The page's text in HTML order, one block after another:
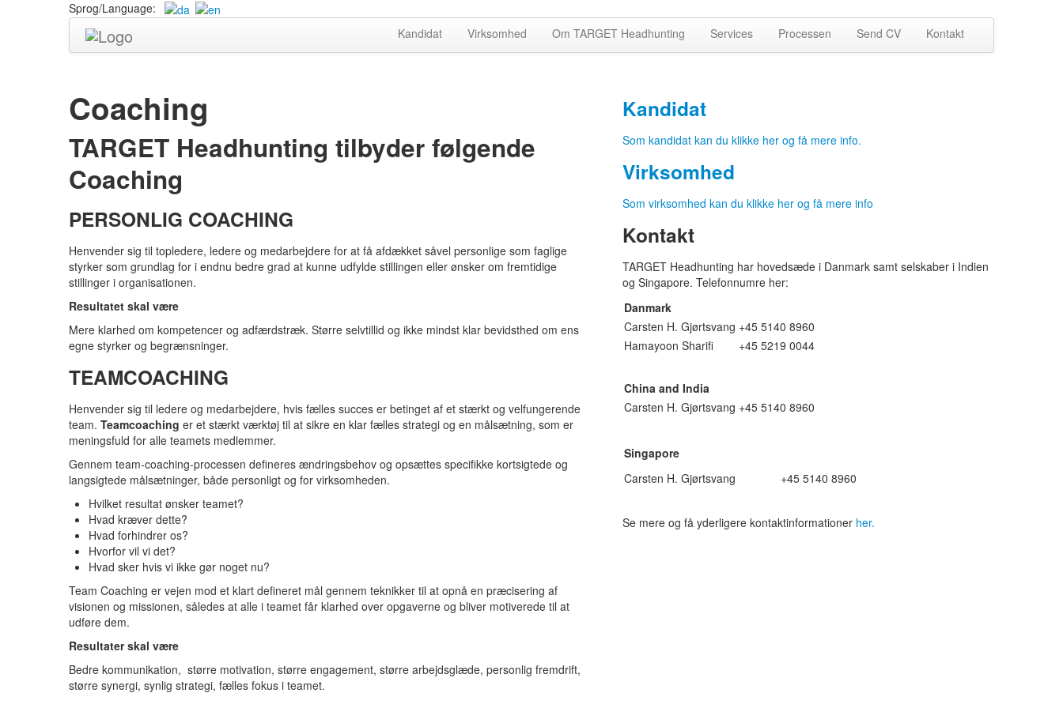
Sprog/Language:
Kandidat
Virksomhed Om TARGET Headhunting Services Processen Send CV Kontakt
Coaching
TARGET Headhunting tilbyder følgende
Coaching
PERSONLIG COACHING
Henvender sig til topledere, ledere og medarbejdere for at få afdækket såvel personlige som faglige
styrker som grundlag for i endnu bedre grad at kunne udfylde stillingen eller ønsker om fremtidige
stillinger i organisationen.
Resultatet skal være
Mere klarhed om kompetencer og adfærdstræk. Større selvtillid og ikke mindst klar bevidsthed om ens
egne styrker og begrænsninger.
TEAMCOACHING
Henvender sig til ledere og medarbejdere, hvis fælles succes er betinget af et stærkt og velfungerende
team. Teamcoaching er et stærkt værktøj til at sikre en klar fælles strategi og en målsætning, som er
meningsfuld for alle teamets medlemmer.
Gennem team-coaching-processen defineres ændringsbehov og opsættes specifikke kortsigtede og
langsigtede målsætninger, både personligt og for virksomheden.
Hvilket resultat ønsker teamet?
Hvad kræver dette?
Hvad forhindrer os?
Hvorfor vil vi det?
Hvad sker hvis vi ikke gør noget nu?
Team Coaching er vejen mod et klart defineret mål gennem teknikker til at opnå en præcisering af
visionen og missionen, således at alle i teamet får klarhed over opgaverne og bliver motiverede til at
udføre dem.
Resultater skal være
Bedre kommunikation, større motivation, større engagement, større arbejdsglæde, personlig fremdrift,
større synergi, synlig strategi, fælles fokus i teamet.
Kandidat
Som kandidat kan du klikke her og få mere info.
Virksomhed
Som virksomhed kan du klikke her og få mere info
Kontakt
TARGET Headhunting har hovedsæde i Danmark samt selskaber i Indien
og Singapore. Telefonnumre her:
Danmark
Carsten H. Gjørtsvang +45 5140 8960
Hamayoon Sharifi
+45 5219 0044
China and India
Carsten H. Gjørtsvang +45 5140 8960
Singapore
Carsten H. Gjørtsvang
+45 5140 8960
Se mere og få yderligere kontaktinformationer her.